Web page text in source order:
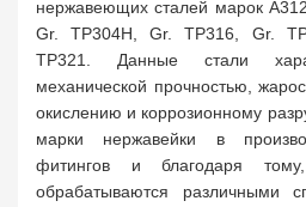
нержавеющих сталей марок
Gr. TP304H, Gr. TP316, Gr.
TP321. Данные стали
механической прочностью,
окислению и коррозионному
марки нержавейки в
фитингов и благодаря
обрабатываются различными